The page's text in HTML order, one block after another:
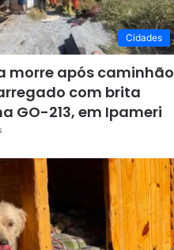
Cidades
morre após caminhão
com brita
GO-213, em Ipameri